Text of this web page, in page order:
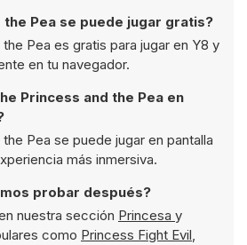
the Pea se puede jugar gratis?
Pea es gratis para jugar en Y8 y
en tu navegador.
Princess and the Pea en
Pea se puede jugar en pantalla
más inmersiva.
probar después?
nuestra sección Princesa y
como Princess Fight Evil,